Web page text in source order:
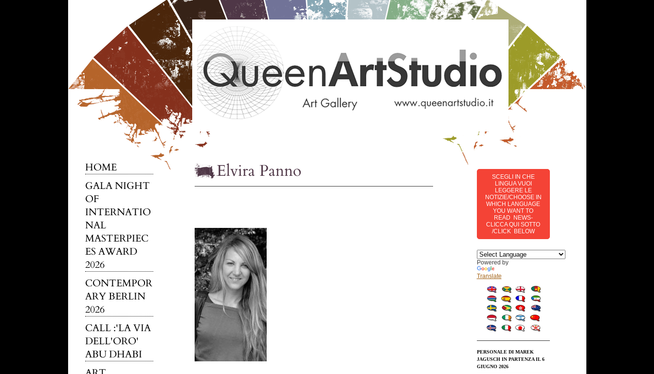
HOME
GALA NIGHT
OF
INTERNATIO
NAL
MASTERPIEC
ES AWARD
2026
CONTEMPOR
ARY BERLIN
2026
CALL :'LA VIA
DELL'ORO'
ABU DHABI
Elvira Panno
SCEGLI IN CHE
LINGUA VUOI
LEGGERE LE
NOTIZIE/CHOOSE IN
WHICH LANGUAGE
YOU WANT TO
READ NEWS-
CLICCA QUI SOTTO
/CLICK BELOW
Powered by
Translate
PERSONALE DI MAREK
JAGUSCH IN PARTENZA IL 6
GIUGNO 2026